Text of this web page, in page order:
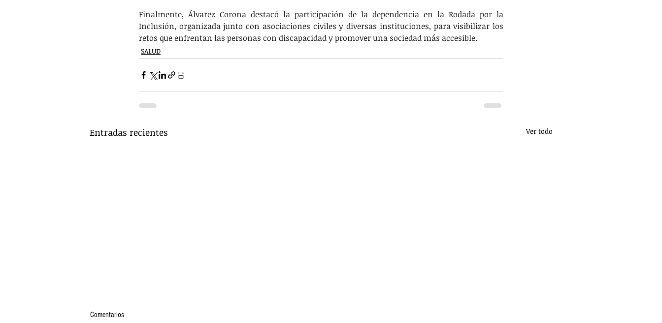
Finalmente, Álvarez Corona destacó la participación de la dependencia en la Rodada por la
Inclusión, organizada junto con asociaciones civiles y diversas instituciones, para visibilizar los
retos que enfrentan las personas con discapacidad y promover una sociedad más accesible.
SALUD
Entradas recientes Ver todo
Comentarios